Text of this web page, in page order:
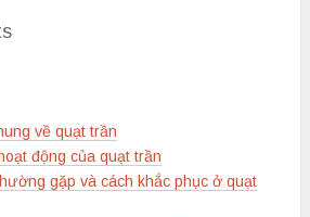
về quạt trần
động của quạt trần
gặp và cách khắc phục ở quạt